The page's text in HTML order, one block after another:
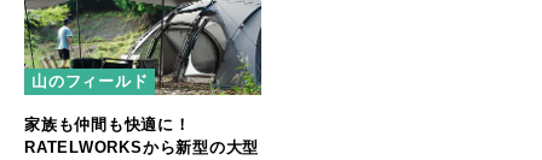
山のフィールド
家族も仲間も快適に！
RATELWORKSから新型の大型